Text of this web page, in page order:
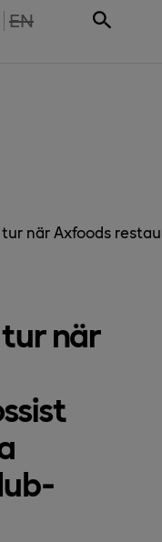
THE PAGE IS NOT
EN
när Axfoods
när